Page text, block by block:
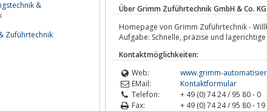
&
Zuführtechnik
Über Grimm Zuführtechnik GmbH & Co. KG
Homepage von Grimm Zuführtechnik -
Aufgabe: Schnelle, präzise und
Kontaktmöglichkeiten:
Web:
www.grimm-
EMail:
Kontaktformular
Telefon:
+ 49 (0) 74 24 / 95 80 - 0
Fax:
+ 49 (0) 74 24 / 95 80 - 19